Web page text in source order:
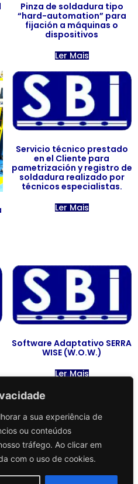
a sua experiência de
ou conteúdos
tráfego. Ao clicar em
com o uso de cookies.
Pinza de soldadura tipo
“hard-automation” para
fijación a máquinas o
dispositivos
Ler Mais
Servicio técnico prestado
en el Cliente para
pametrización y registro de
soldadura realizado por
técnicos especialistas.
Ler Mais
Software Adaptativo SERRA
WISE (W.O.W.)
Ler Mais
3 4 5 →